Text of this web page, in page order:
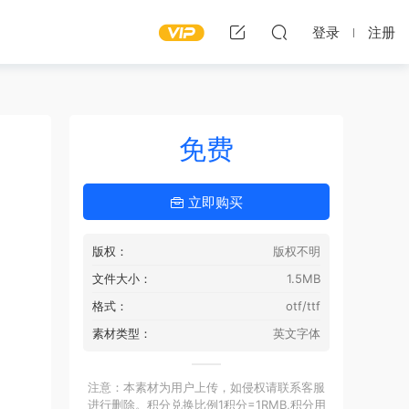
登录 注册
免费
立即购买
版权：
版权不明
文件大小：
1.5MB
格式：
otf/ttf
素材类型：
英文字体
注意：本素材为用户上传，如侵权请联系客服
进行删除。积分兑换比例1积分=1RMB,积分用